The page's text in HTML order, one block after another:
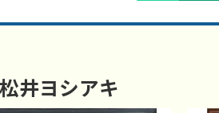
松井ヨシアキ